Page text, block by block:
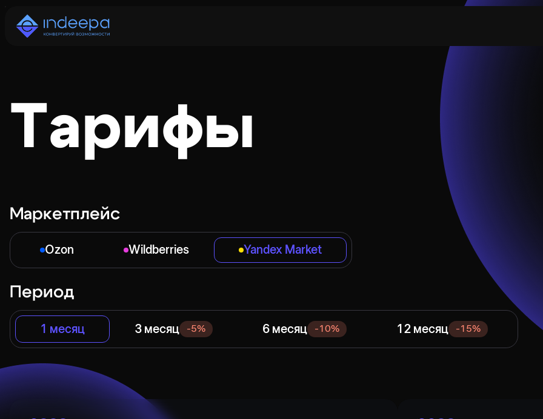
Тарифы
Маркетплейс
Ozon Wildberries Yandex Market
Период
1 месяц 3 месяц -5% 6 месяц -10% 12 месяц -15%